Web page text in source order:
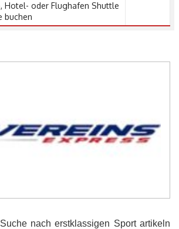
Hotel- oder Flughafen Shuttle
buchen
nach erstklassigen Sport artikeln